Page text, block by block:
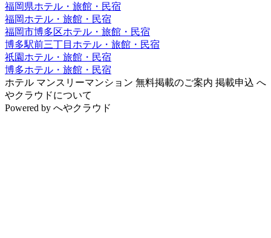
福岡県ホテル・旅館・民宿
福岡ホテル・旅館・民宿
福岡市博多区ホテル・旅館・民宿
博多駅前三丁目ホテル・旅館・民宿
祇園ホテル・旅館・民宿
博多ホテル・旅館・民宿
ホテル マンスリーマンション 無料掲載のご案内 掲載申込 へ
やクラウドについて
Powered by へやクラウド